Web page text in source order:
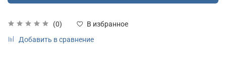
(0)
В избранное
Добавить в сравнение